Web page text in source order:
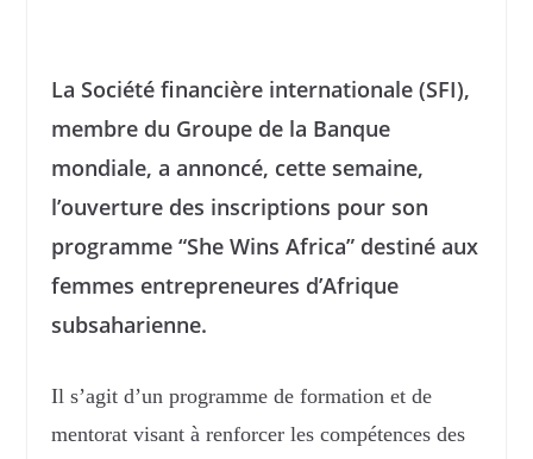
La Société financière internationale (SFI),
membre du Groupe de la Banque
mondiale, a annoncé, cette semaine,
l’ouverture des inscriptions pour son
programme “She Wins Africa” destiné aux
femmes entrepreneures d’Afrique
subsaharienne.
Il s’agit d’un programme de formation et de
mentorat visant à renforcer les compétences des